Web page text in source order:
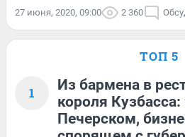
27 июня, 2020, 09:00 2 360
ТОП 5
1
Из бармена в
короля
Печерском,